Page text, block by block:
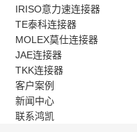
IRISO意力速连接器
TE泰科连接器
MOLEX莫仕连接器
JAE连接器
TKK连接器
客户案例
新闻中心
联系鸿凯